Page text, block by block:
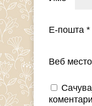
Е-пошта*
Веб место